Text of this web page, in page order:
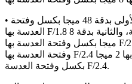
• مُزود بكاميرا خلفية رباعية؛ الأولى بدقة 48 ميجا بكسل وفتحة
العدسة بها F/1.8 وتُعد هي الكاميرا الخلفية الأساسية، والثانية بدقة 8
ميجا بكسل وفتحة العدسة بها F/2.2، والثالثة بدقة 2 ميجا بكسل
وفتحة العدسة بها F/2.4 أما عن الرابعة فدقة التصوير بها 2 ميجا
بكسل وفتحة العدسة F/2.4.